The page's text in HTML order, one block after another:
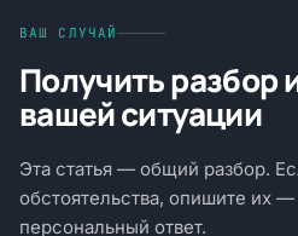
ВАШ СЛУЧАЙ
Получить разбор
вашей ситуации
Эта статья — общий разбор.
обстоятельства, опишите их
персональный ответ.